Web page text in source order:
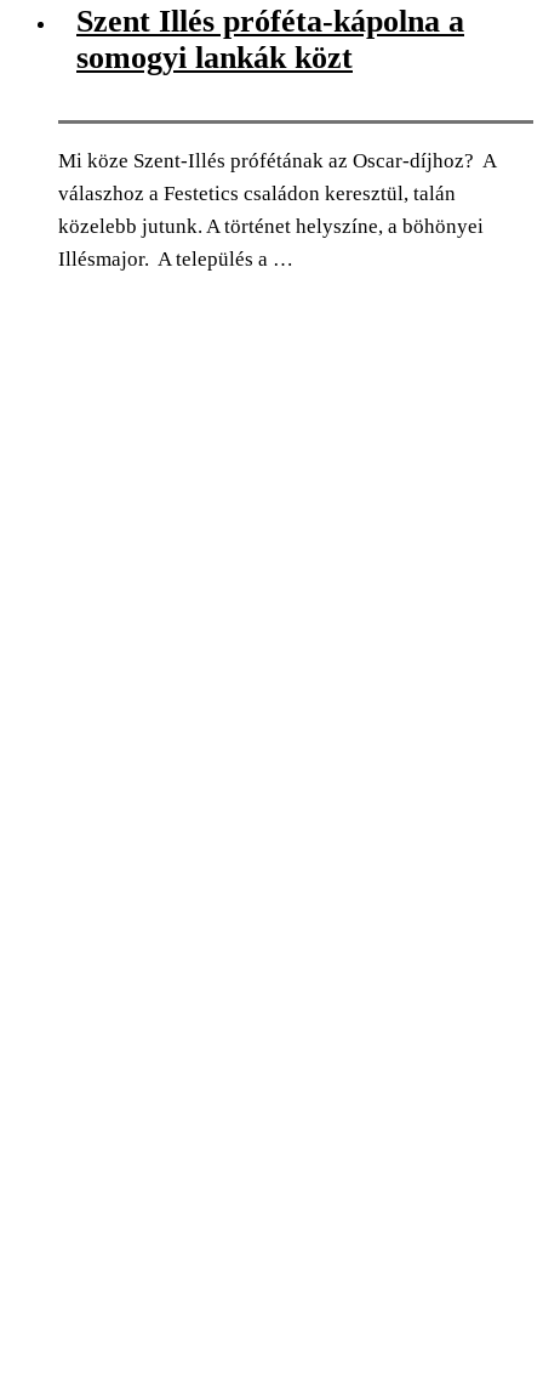
Szent Illés próféta-kápolna a
somogyi lankák közt
Mi köze Szent-Illés prófétának az Oscar-díjhoz? A
válaszhoz a Festetics családon keresztül, talán
közelebb jutunk. A történet helyszíne, a böhönyei
Illésmajor. A település a …